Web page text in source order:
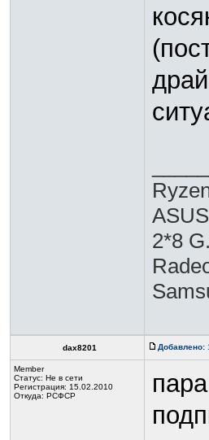
2*8
dax8201 Добавлено:
Member
Статус: Не в сети
Регистрация: 15.02.2010
Откуда: РСФСР